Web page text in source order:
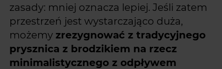
zasady: mniej oznacza lepiej. Jeśli zatem
przestrzeń jest wystarczająco duża,
możemy zrezygnować z tradycyjnego
prysznica z brodzikiem na rzecz
minimalistycznego z odpływem